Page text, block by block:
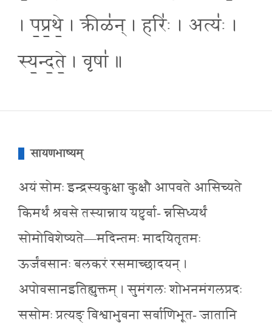
। प॒प्र॒थे॒ । क्रीळ॑न् । हरिः॑ । अत्यः॑ ।
स्य॒न्द॒ते॒ । वृषा॑ ॥
सायणभाष्यम्
अयं सोमः इन्द्रस्यकुक्षा कुक्षौ आपवते आसिच्यते
किमर्थं श्रवसे तस्यान्नाय यष्टुर्वा- न्नसिध्यर्थं
सोमोविशेष्यते—मदिन्तमः मादयितृतमः
ऊर्जंवसानः बलकरं रसमाच्छादयन् ।
अपोवसानइतिह्युक्तम् । सुमंगलः शोभनमंगलप्रदः
ससोमः प्रत्यङ् विश्वाभुवना सर्वाणिभूत- जातानि